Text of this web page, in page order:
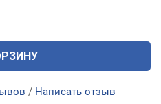
/ Написать отзыв